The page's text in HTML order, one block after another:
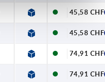
45,58 CHF
45,58 CHF
74,91 CHF
74,91 CHF